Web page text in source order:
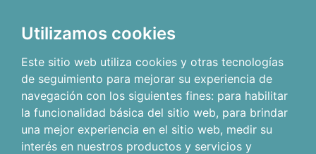
Utilizamos cookies
Este sitio web utiliza cookies y otras tecnologías
de seguimiento para mejorar su experiencia de
navegación con los siguientes fines: para habilitar
la funcionalidad básica del sitio web, para brindar
una mejor experiencia en el sitio web, medir su
interés en nuestros productos y servicios y